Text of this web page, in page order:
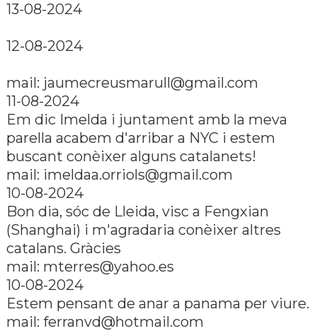
13-08-2024
12-08-2024
mail: jaumecreusmarull@gmail.com
11-08-2024
Em dic Imelda i juntament amb la meva
parella acabem d'arribar a NYC i estem
buscant conèixer alguns catalanets!
mail: imeldaa.orriols@gmail.com
10-08-2024
Bon dia, sóc de Lleida, visc a Fengxian
(Shanghai) i m'agradaria conèixer altres
catalans. Gràcies
mail: mterres@yahoo.es
10-08-2024
Estem pensant de anar a panama per viure.
mail: ferranvd@hotmail.com